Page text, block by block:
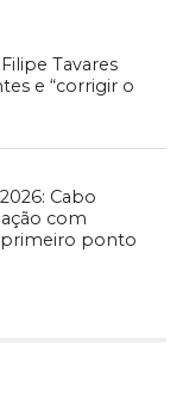
Tavares
e “corrigir o
Cabo
com
primeiro ponto